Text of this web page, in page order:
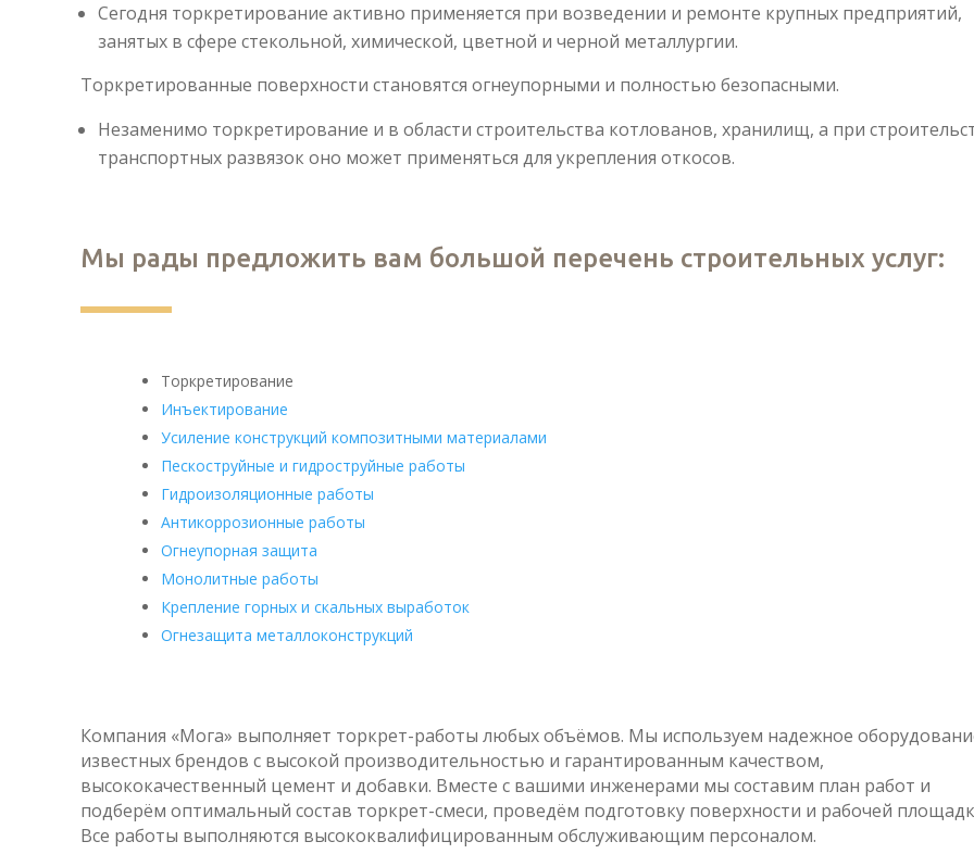
Сегодня торкретирование активно применяется при возведении и ремонте крупных предприятий,
занятых в сфере стекольной, химической, цветной и черной металлургии.
Торкретированные поверхности становятся огнеупорными и полностью безопасными.
Незаменимо торкретирование и в области строительства котлованов, хранилищ, а при
транспортных развязок оно может применяться для укрепления откосов.
Мы рады предложить вам большой перечень строительных услуг:
Торкретирование
Инъектирование
Усиление конструкций композитными материалами
Пескоструйные и гидроструйные работы
Гидроизоляционные работы
Антикоррозионные работы
Огнеупорная защита
Монолитные работы
Крепление горных и скальных выработок
Огнезащита металлоконструкций
Компания «Мога» выполняет торкрет-работы любых объёмов. Мы используем надежное
известных брендов с высокой производительностью и гарантированным качеством,
высококачественный цемент и добавки. Вместе с вашими инженерами мы составим план работ и
подберём оптимальный состав торкрет-смеси, проведём подготовку поверхности и рабочей
Все работы выполняются высококвалифицированным обслуживающим персоналом.